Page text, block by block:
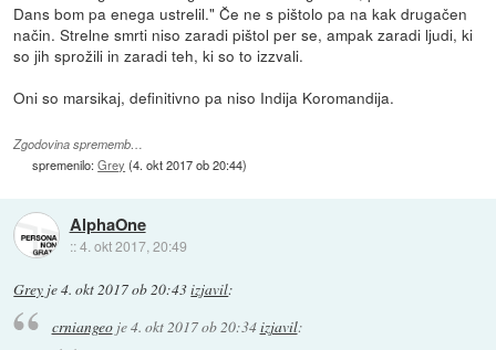
Dans bom pa enega ustrelil." Če ne s pištolo pa na kak drugačen
način. Strelne smrti niso zaradi pištol per se, ampak zaradi ljudi, ki
so jih sprožili in zaradi teh, ki so to izzvali.
Oni so marsikaj, definitivno pa niso Indija Koromandija.
Zgodovina sprememb…
spremenilo:Grey (4. okt 2017 ob 20:44)
AlphaOne
::4. okt 2017, 20:49
Grey je4. okt 2017 ob 20:43izjavil:
crniangeoje4. okt 2017 ob 20:34izjavil: